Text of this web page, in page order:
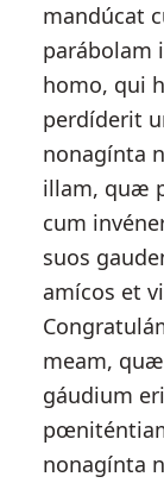
mandúcat
parábolam
homo, qui
perdíderit
nonagínta
illam, quæ
cum
suos
amícos et
meam,
gáudium
nonagínta